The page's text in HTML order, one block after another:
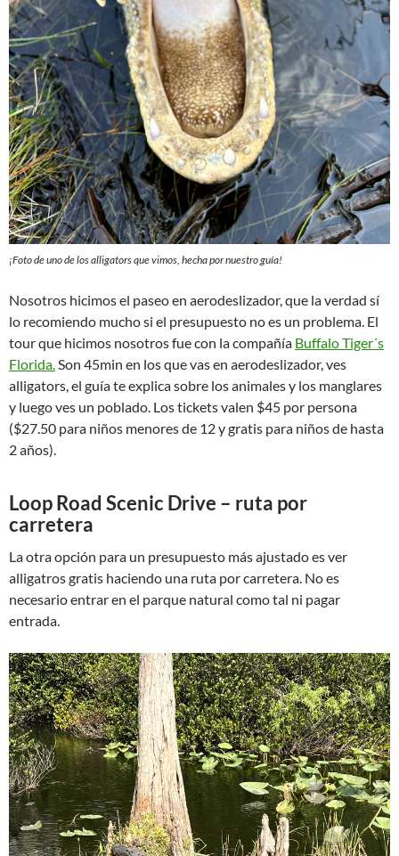
¡Foto de uno de los alligators que vimos, hecha por nuestro guía!
Nosotros hicimos el paseo en aerodeslizador, que la verdad sí
lo recomiendo mucho si el presupuesto no es un problema. El
tour que hicimos nosotros fue con la compañía Buffalo Tiger´s
Florida.Son 45min en los que vas en aerodeslizador, ves
alligators, el guía te explica sobre los animales y los manglares
y luego ves un poblado. Los tickets valen $45 por persona
($27.50 para niños menores de 12 y gratis para niños de hasta
2 años).
Loop Road Scenic Drive – ruta por
carretera
La otra opción para un presupuesto más ajustado es ver
alligatros gratis haciendo una ruta por carretera. No es
necesario entrar en el parque natural como tal ni pagar
entrada.